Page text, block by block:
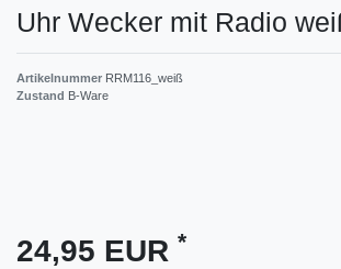
Uhr Wecker mit Radio
Artikelnummer RRM116_weiß
Zustand B-Ware
24,95 EUR *